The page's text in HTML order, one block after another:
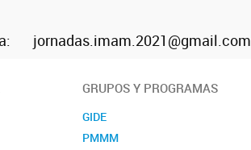
jornadas.imam.2021@gmail.com
GRUPOS Y PROGRAMAS
GIDE
PMMM